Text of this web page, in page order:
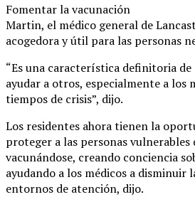
Fomentar la vacunación
Martin, el médico general de
acogedora y útil para las personas
“Es una característica definitoria
ayudar a otros, especialmente a los
tiempos de crisis”, dijo.
Los residentes ahora tienen la
proteger a las personas vulnerables
vacunándose, creando conciencia
ayudando a los médicos a disminuir
entornos de atención, dijo.